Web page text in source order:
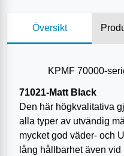
Översikt
KPMF 70000-
71021-Matt Black
Den här högkvalitativa
alla typer av utvändig
mycket god väder- och
lång hållbarhet även vid